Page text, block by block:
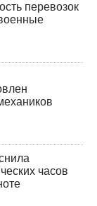
перевозок
часов